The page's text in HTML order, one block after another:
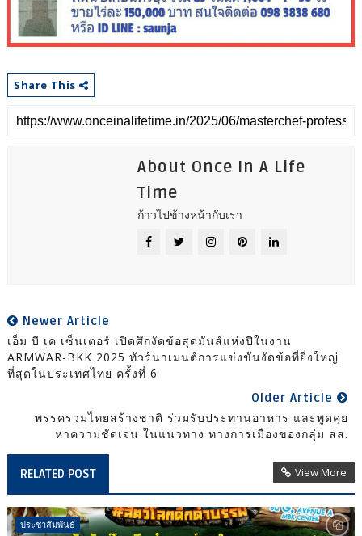
Share This
About Once In A Life
Time
ก้าวไปข้างหน้ากับเรา
Newer Article
เอ็ม บี เค เซ็นเตอร์ เปิดศึกงัดข้อสุดมันส์แห่งปีในงาน
ARMWAR-BKK 2025 ทัวร์นาเมนต์การแข่งขันงัดข้อที่ยิ่งใหญ่
ที่สุดในประเทศไทย ครั้งที่ 6
Older Article
พรรครวมไทยสร้างชาติ ร่วมรับประทานอาหาร และพูดคุย
หาความชัดเจน ในแนวทาง ทางการเมืองของกลุ่ม สส.
RELATED POST View More
ประชาสัมพันธ์